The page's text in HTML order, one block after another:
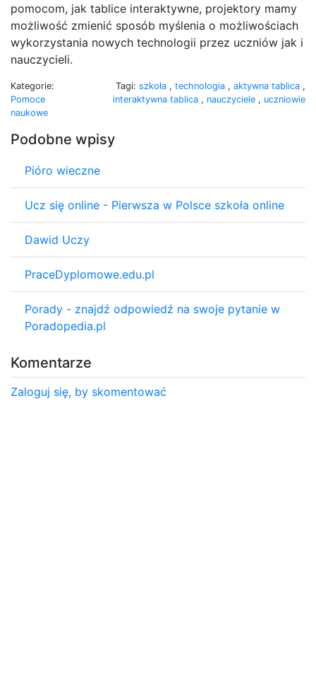
pomocom, jak tablice interaktywne, projektory mamy
możliwość zmienić sposób myślenia o możliwościach
wykorzystania nowych technologii przez uczniów jak i
nauczycieli.
Kategorie:
Pomoce
naukowe
Tagi: szkoła , technologia , aktywna tablica ,
interaktywna tablica , nauczyciele , uczniowie
Podobne wpisy
Pióro wieczne
Ucz się online - Pierwsza w Polsce szkoła online
Dawid Uczy
PraceDyplomowe.edu.pl
Porady - znajdź odpowiedź na swoje pytanie w
Poradopedia.pl
Komentarze
Zaloguj się, by skomentować